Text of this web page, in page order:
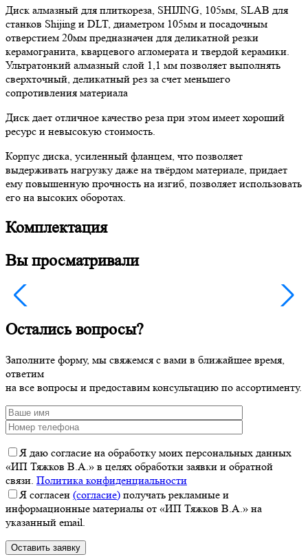
Диск алмазный для плиткореза, SHIJING, 105мм, SLAB для
станков Shijing и DLT, диаметром 105мм и посадочным
отверстием 20мм предназначен для деликатной резки
керамогранита, кварцевого агломерата и твердой керамики.
Ультратонкий алмазный слой 1,1 мм позволяет выполнять
сверхточный, деликатный рез за счет меньшего
сопротивления материала
Диск дает отличное качество реза при этом имеет хороший
ресурс и невысокую стоимость.
Корпус диска, усиленный фланцем, что позволяет
выдерживать нагрузку даже на твёрдом материале, придает
ему повышенную прочность на изгиб, позволяет использовать
его на высоких оборотах.
Комплектация
Вы просматривали
Остались вопросы?
Заполните форму, мы свяжемся с вами в ближайшее время,
ответим
на все вопросы и предоставим консультацию по ассортименту.
Я даю согласие на обработку моих персональных данных
«ИП Тяжков В.А.» в целях обработки заявки и обратной
связи. Политика конфиденциальности
Я согласен (согласие) получать рекламные и
информационные материалы от «ИП Тяжков В.А.» на
указанный email.